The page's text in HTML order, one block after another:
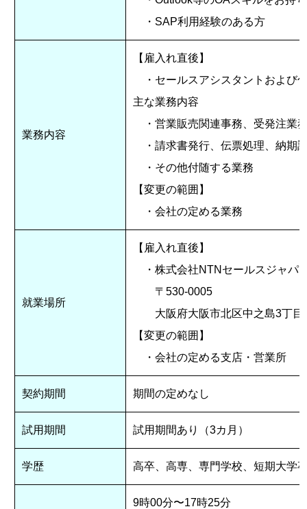
・SAP利用経験のある方
業務内容
【雇入れ直後】
・セールスアシスタントおよび
主な業務内容
・営業販売関連事務、受発注業
・請求書発行、伝票処理、納期
・その他付随する業務
【変更の範囲】
・会社の定める業務
就業場所
【雇入れ直後】
・株式会社NTNセールスジャパ
〒530-0005
大阪府大阪市北区中之島3丁目
【変更の範囲】
・会社の定める支店・営業所
契約期間 期間の定めなし
試用期間 試用期間あり（3カ月）
学歴 高卒、高専、専門学校、短期大学
9時00分〜17時25分